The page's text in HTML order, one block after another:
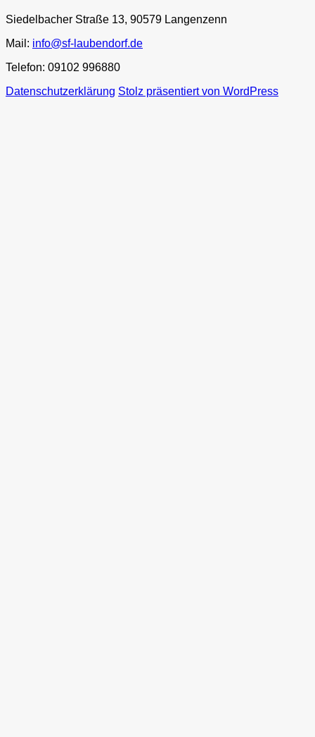
Siedelbacher Straße 13, 90579 Langenzenn
Mail: info@sf-laubendorf.de
Telefon: 09102 996880
Datenschutzerklärung Stolz präsentiert von WordPress